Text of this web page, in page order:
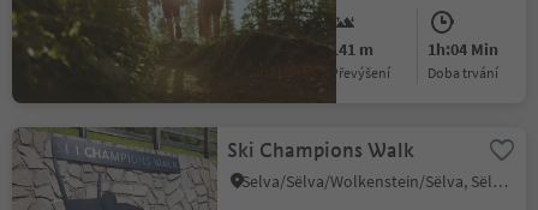
141 m
Převýšení
1h:04 Min
doba trvání
Ski Champions Walk
Selva/Sëlva/Wolkenstein/Sëlva, Sëlva/Selva di Val Gardena, Dolomites Region Val Gardena